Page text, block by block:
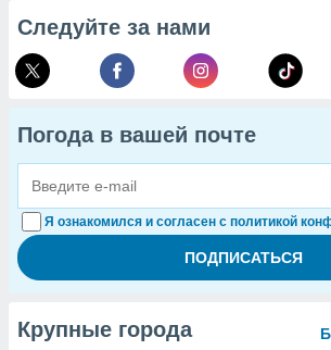
Следуйте за нами
Погода в вашей почте
Я ознакомился и согласен с политикой
Крупные города